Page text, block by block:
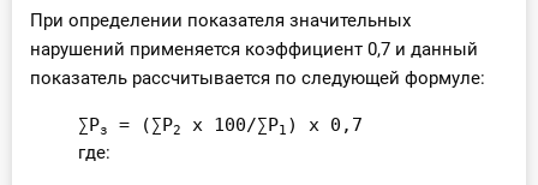
При определении показателя значительных
нарушений применяется коэффициент 0,7 и данный
показатель рассчитывается по следующей формуле:
∑Рз = (∑Р2 х 100/∑Р1 ) х 0,7
где: